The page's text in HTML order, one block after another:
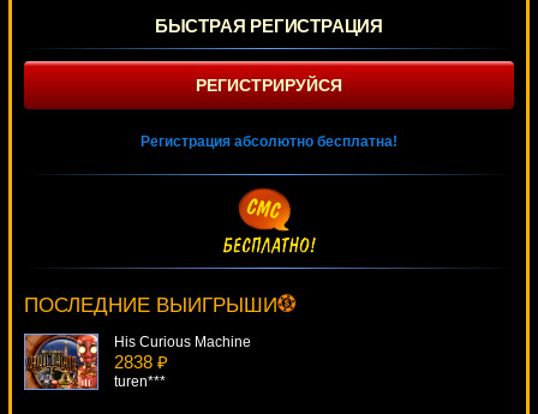
БЫСТРАЯ РЕГИСТРАЦИЯ
РЕГИСТРИРУЙСЯ
Регистрация абсолютно бесплатна!
ПОСЛЕДНИЕ ВЫИГРЫШИ
turen***
His Curious Machine
2838 ₽
turen***